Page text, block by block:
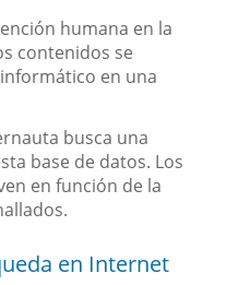
humana en la
contenidos se
en una
busca una
base de datos. Los
en función de la
en Internet